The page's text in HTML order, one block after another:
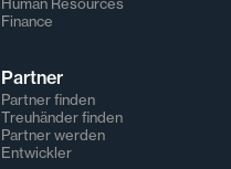
Finance
Partner
Partner finden
Treuhänder finden
Partner werden
Entwickler